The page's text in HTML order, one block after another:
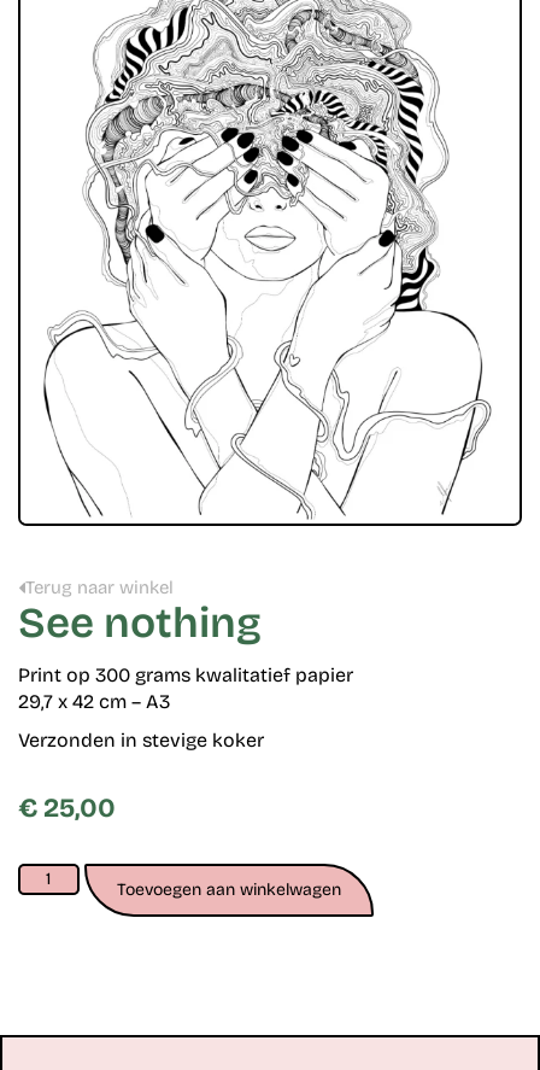
Terug naar winkel
See nothing
Print op 300 grams kwalitatief papier
29,7 x 42 cm – A3
Verzonden in stevige koker
€ 25,00
Toevoegen aan winkelwagen